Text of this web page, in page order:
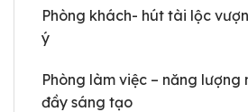
Phòng khách- hút tài lộc
ý
Phòng làm việc – năng lượng
đầy sáng tạo